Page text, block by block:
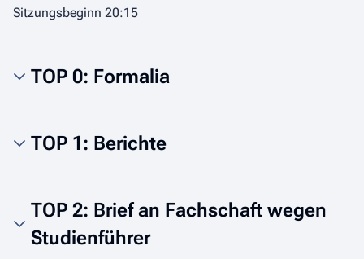
Sitzungsbeginn 20:15
TOP 0: Formalia
TOP 1: Berichte
TOP 2: Brief an Fachschaft wegen
Studienführer